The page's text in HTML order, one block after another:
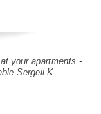
your apartments -
Sergeii K.